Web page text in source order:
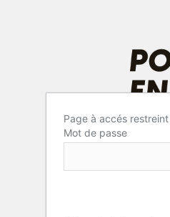
Page à accés restreint
Mot de passe